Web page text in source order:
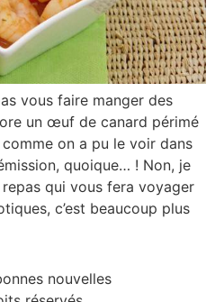
vous faire manger des
un œuf de canard périmé
on a pu le voir dans
quoique… ! Non, je
qui vous fera voyager
c’est beaucoup plus
nouvelles